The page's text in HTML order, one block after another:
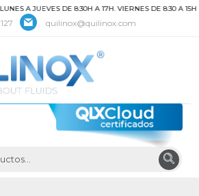
A JUEVES DE 8:30H A 17H. VIERNES DE 8:30 A 15H
quilinox@quilinox.com